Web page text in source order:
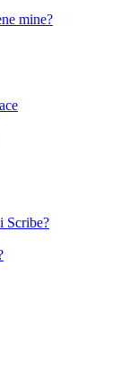
mine?
Scribe?